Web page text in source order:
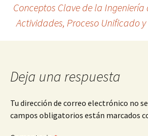
de
entradas
Conceptos Clave de la Ingeniería
Actividades, Proceso Unificado
Deja una respuesta
Tu dirección de correo electrónico no
campos obligatorios están marcados